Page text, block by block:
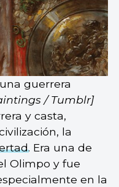
guerrera
/ Tumblr]
y casta,
la
. Era una de
Olimpo y fue
en la